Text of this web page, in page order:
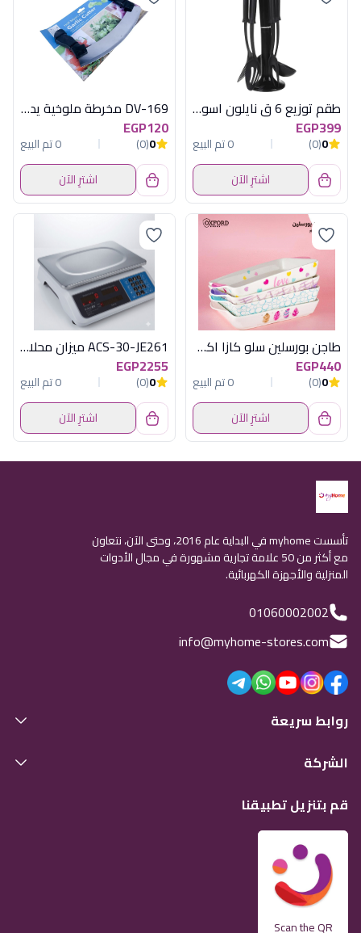
طقم توزيع 6 ق نايلون اسود زهران
EGP399
0
(0)
0 تم البيع
اشترِ الآن
DV-169 مخرطة ملوخية يد بلاستك ديفا
EGP120
0
(0)
0 تم البيع
اشترِ الآن
طاجن بورسلين سلو كازا اكسفورد
EGP440
0
(0)
0 تم البيع
اشترِ الآن
ACS-30-JE261 ميزان محلات30 كيلو ديجيتال
EGP2255
0
(0)
0 تم البيع
اشترِ الآن
تأسست myhome في البداية عام 2016، وحتى الآن، نتعاون
مع أكثر من 50 علامة تجارية مشهورة في مجال الأدوات
المنزلية والأجهزة الكهربائية.
01060002002
info@myhome-stores.com
روابط سريعة
الشركة
قم بتنزيل تطبيقنا
Scan the QR